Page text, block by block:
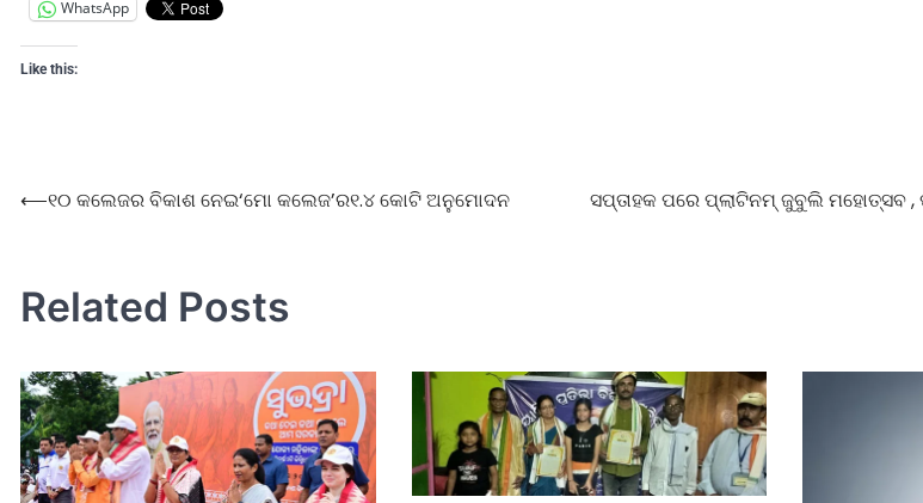
WhatsApp
Like this:
⟵୧୦ କଲେଜର ବିକାଶ ନେଇ‘ମୋ କଲେଜ’ର୧.୪ କୋଟି ଅନୁମୋଦନ
ସପ୍ତାହକ ପରେ ପ୍ଲାଟିନମ୍ ଜୁବୁଲି ମହୋତ୍ସବ ,
Related Posts